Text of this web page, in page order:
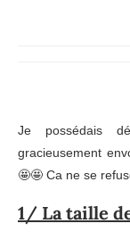
Je possédais
gracieusement
🤩🤩 Ca ne se
1/ La taille